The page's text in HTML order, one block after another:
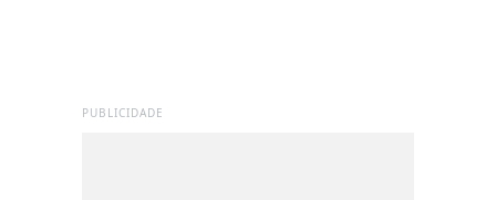
PUBLICIDADE